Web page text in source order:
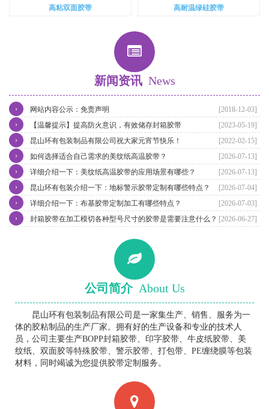
高粘双面胶带 高耐温绿硅胶带
新闻资讯 News
[2018-12-03]
网站内容公示：免责声明
›
[2023-05-19]
【温馨提示】提高防火意识，有效储存封箱胶带
›
[2022-02-15]
昆山环有包装制品有限公司祝大家元宵节快乐！
›
[2026-07-13]
如何选择适合自己需求的美纹纸高温胶带？
›
[2026-07-13]
详细介绍一下：美纹纸高温胶带的应用场景有哪些？
›
[2026-07-04]
昆山环有包装介绍一下：地标警示胶带定制有哪些特点？
›
[2026-07-03]
详细介绍一下：布基胶带定制加工有哪些特点？
›
[2026-06-27]
封箱胶带在加工模切各种型号尺寸的胶带是需要注意什么？
›
公司简介 About Us
昆山环有包装制品有限公司是一家集生产、销售、服务为一
体的胶粘制品的生产厂家。拥有好的生产设备和专业的技术人
员，公司主要生产BOPP封箱胶带、印字胶带、牛皮纸胶带、美
纹纸、双面胶等特殊胶带、警示胶带、打包带、PE缠绕膜等包装
材料，同时竭诚为您提供胶带定制服务。